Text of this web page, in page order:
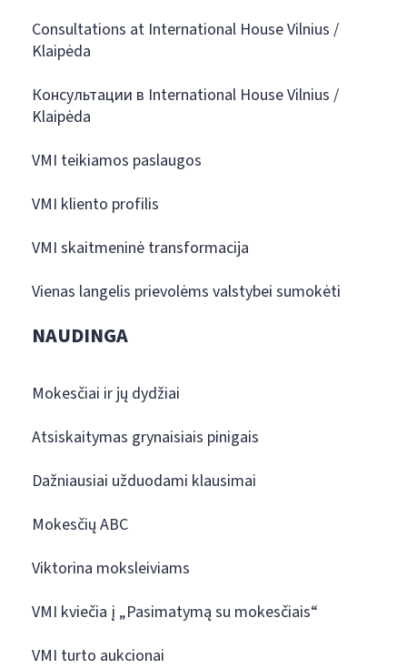
Consultations at International House Vilnius /
Klaipėda
Консультации в International House Vilnius /
Klaipėda
VMI teikiamos paslaugos
VMI kliento profilis
VMI skaitmeninė transformacija
Vienas langelis prievolėms valstybei sumokėti
NAUDINGA
Mokesčiai ir jų dydžiai
Atsiskaitymas grynaisiais pinigais
Dažniausiai užduodami klausimai
Mokesčių ABC
Viktorina moksleiviams
VMI kviečia į „Pasimatymą su mokesčiais“
VMI turto aukcionai